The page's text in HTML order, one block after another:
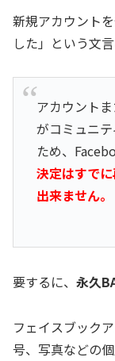
新規アカウント
した」という文言
アカウント
がコミュニ
ため、
決定はすで
出来ません。
要するに、 永久
フェイスブック
号、写真などの